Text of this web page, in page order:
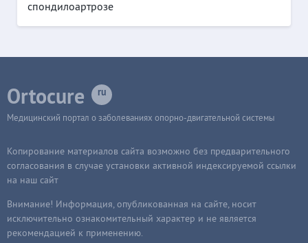
спондилоартрозе
Ortocure
Медицинский портал о заболеваниях опорно-двигательной системы
Копирование материалов сайта возможно без предварительного
согласования в случае установки активной индексируемой ссылки
на наш сайт
Внимание! Информация, опубликованная на сайте, носит
исключительно ознакомительный характер и не является
рекомендацией к применению.